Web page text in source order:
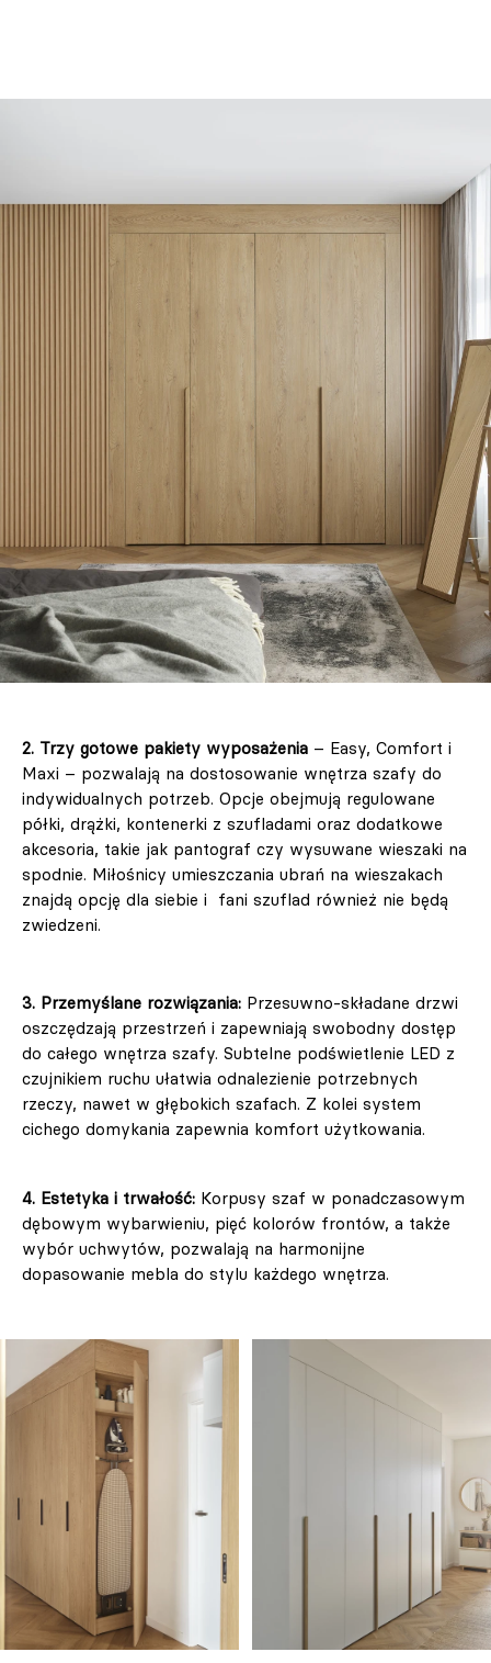
2. Trzy gotowe pakiety wyposażenia – Easy, Comfort i
Maxi – pozwalają na dostosowanie wnętrza szafy do
indywidualnych potrzeb. Opcje obejmują regulowane
półki, drążki, kontenerki z szufladami oraz dodatkowe
akcesoria, takie jak pantograf czy wysuwane wieszaki na
spodnie. Miłośnicy umieszczania ubrań na wieszakach
znajdą opcję dla siebie i fani szuflad również nie będą
zwiedzeni.
3. Przemyślane rozwiązania: Przesuwno-składane drzwi
oszczędzają przestrzeń i zapewniają swobodny dostęp
do całego wnętrza szafy. Subtelne podświetlenie LED z
czujnikiem ruchu ułatwia odnalezienie potrzebnych
rzeczy, nawet w głębokich szafach. Z kolei system
cichego domykania zapewnia komfort użytkowania.
4. Estetyka i trwałość: Korpusy szaf w ponadczasowym
dębowym wybarwieniu, pięć kolorów frontów, a także
wybór uchwytów, pozwalają na harmonijne
dopasowanie mebla do stylu każdego wnętrza.